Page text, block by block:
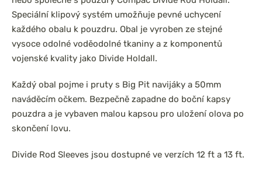
set
3,6m 3lb
DAM Prut Iconic Carp
3.60m 3.50lb Akce 1+1
Speciální klipový systém umožňuje pevné uchycení
každého obalu k pouzdru. Obal je vyroben ze stejné
vysoce odolné voděodolné tkaniny a z komponentů
vojenské kvality jako Divide Holdall.
Každý obal pojme i pruty s Big Pit navijáky a 50mm
naváděcím očkem. Bezpečně zapadne do boční kapsy
pouzdra a je vybaven malou kapsou pro uložení olova po
skončení lovu.
Divide Rod Sleeves jsou dostupné ve verzích 12 ft a 13 ft.